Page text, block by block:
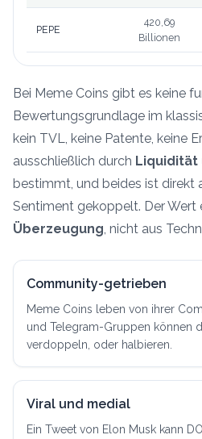
PEPE
420,69
Billionen
Bei Meme Coins gibt es keine
Bewertungsgrundlage im
kein TVL, keine Patente, keine
ausschließlich durch Liquidität
bestimmt, und beides ist direkt
Sentiment gekoppelt. Der Wert
Überzeugung, nicht aus
Community-getrieben
Meme Coins leben von ihrer
und Telegram-Gruppen können
verdoppeln, oder halbieren.
Viral und medial
Ein Tweet von Elon Musk kann